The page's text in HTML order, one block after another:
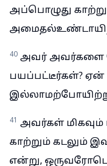
அப்பொழுது
40 அவர் அவர்களை
பயப்பட்டீர்கள்? ஏன்
41 அவர்கள்
காற்றும் கடலும்
என்று,